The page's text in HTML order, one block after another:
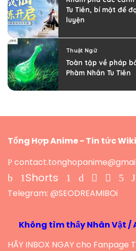
Tu Tiên, bí mật để
luyện
Thuật Ngữ
Toàn tập về pháp
Phàm Nhân Tu Tiên
Tổng Hợp Anime - Tin tức
Shorts
Telegram: @SEODREAMIBOi
Không tìm thấy Nhân Vật /
HÃY INBOX NGAY cho Fanpage